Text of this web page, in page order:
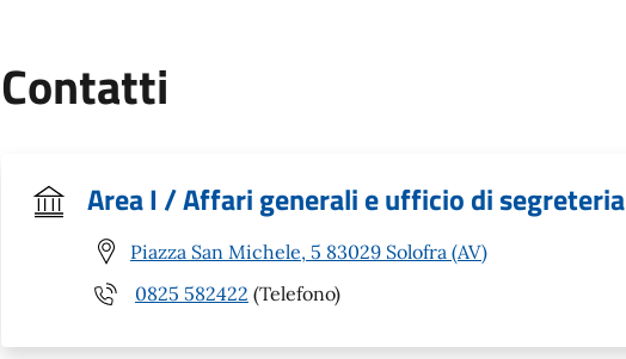
Contatti
Area I / Affari generali e ufficio di segreteria
Piazza San Michele, 5 83029 Solofra (AV)
0825 582422 (Telefono)